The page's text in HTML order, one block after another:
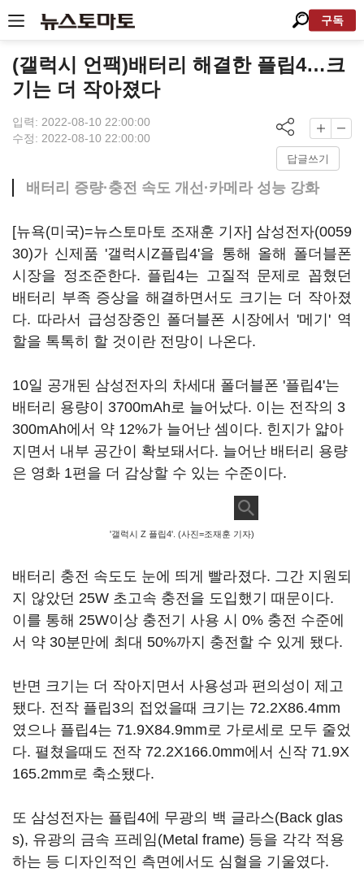
구독
(갤럭시 언팩)배터리 해결한 플립4…크
기는 더 작아졌다
입력: 2022-08-10 22:00:00
수정: 2022-08-10 22:00:00
답글쓰기
배터리 증량·충전 속도 개선·카메라 성능 강화
[뉴욕(미국)=뉴스토마토 조재훈 기자] 삼성전자(0059
30)가 신제품 '갤럭시Z플립4'을 통해 올해 폴더블폰
시장을 정조준한다. 플립4는 고질적 문제로 꼽혔던
배터리 부족 증상을 해결하면서도 크기는 더 작아졌
다. 따라서 급성장중인 폴더블폰 시장에서 '메기' 역
할을 톡톡히 할 것이란 전망이 나온다.
10일 공개된 삼성전자의 차세대 폴더블폰 '플립4'는
배터리 용량이 3700mAh로 늘어났다. 이는 전작의 3
300mAh에서 약 12%가 늘어난 셈이다. 힌지가 얇아
지면서 내부 공간이 확보돼서다. 늘어난 배터리 용량
은 영화 1편을 더 감상할 수 있는 수준이다.
'갤럭시 Z 플립4'. (사진=조재훈 기자)
배터리 충전 속도도 눈에 띄게 빨라졌다. 그간 지원되
지 않았던 25W 초고속 충전을 도입했기 때문이다.
이를 통해 25W이상 충전기 사용 시 0% 충전 수준에
서 약 30분만에 최대 50%까지 충전할 수 있게 됐다.
반면 크기는 더 작아지면서 사용성과 편의성이 제고
됐다. 전작 플립3의 접었을때 크기는 72.2X86.4mm
였으나 플립4는 71.9X84.9mm로 가로세로 모두 줄었
다. 펼쳤을때도 전작 72.2X166.0mm에서 신작 71.9X
165.2mm로 축소됐다.
또 삼성전자는 플립4에 무광의 백 글라스(Back glas
s), 유광의 금속 프레임(Metal frame) 등을 각각 적용
하는 등 디자인적인 측면에서도 심혈을 기울였다.